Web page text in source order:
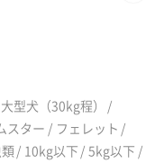
大型犬（30kg程）
スター
フェレット
10kg以下
5kg以下